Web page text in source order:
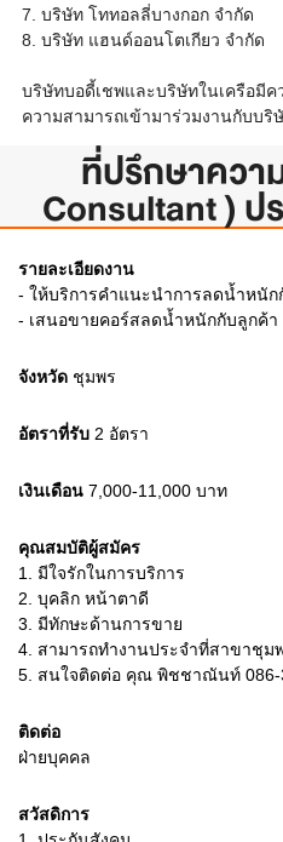
7. บริษัท โททอลลี่บางกอก จำกัด
8. บริษัท แฮนด์ออนโตเกียว จำกัด
บริษัทบอดี้เชพและบริษัทในเครือมี
ความสามารถเข้ามาร่วมงานกับบ
ที่ปรึกษาควา
Consultant ) ป
รายละเอียดงาน
- ให้บริการคำแนะนำการลดน้ำหนัก
- เสนอขายคอร์สลดน้ำหนักกับลูกค้า
จังหวัด ชุมพร
อัตราที่รับ 2 อัตรา
เงินเดือน 7,000-11,000 บาท
คุณสมบัติผู้สมัคร
1.
มีใจรักในการบริการ
2. บุคลิก หน้าตาดี
3. มีทักษะด้านการขาย
4. สามารถทำงานประจำที่สาขาชุม
5. สนใจติดต่อ คุณ พิชชาณันท์ 086-
ติดต่อ
ฝ่ายบุคคล
สวัสดิการ